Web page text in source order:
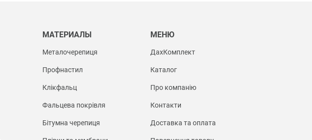
МАТЕРИАЛЫ
Металочерепиця
Профнастил
Клікфальц
Фальцева покрівля
Бітумна черепиця
МЕНЮ
ДахКомплект
Каталог
Про компанію
Контакти
Доставка та оплата